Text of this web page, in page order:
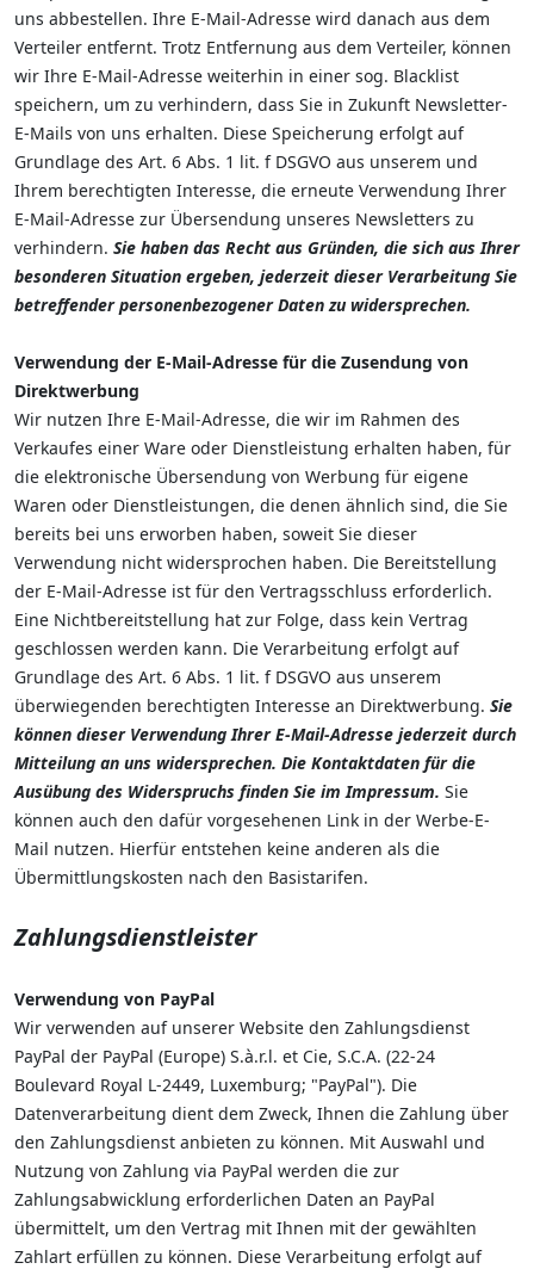
uns abbestellen. Ihre E-Mail-Adresse wird danach aus dem
Verteiler entfernt. Trotz Entfernung aus dem Verteiler, können
wir Ihre E-Mail-Adresse weiterhin in einer sog. Blacklist
speichern, um zu verhindern, dass Sie in Zukunft Newsletter-
E-Mails von uns erhalten. Diese Speicherung erfolgt auf
Grundlage des Art. 6 Abs. 1 lit. f DSGVO aus unserem und
Ihrem berechtigten Interesse, die erneute Verwendung Ihrer
E-Mail-Adresse zur Übersendung unseres Newsletters zu
verhindern. Sie haben das Recht aus Gründen, die sich aus Ihrer
besonderen Situation ergeben, jederzeit dieser Verarbeitung Sie
betreffender personenbezogener Daten zu widersprechen.
Verwendung der E-Mail-Adresse für die Zusendung von
Direktwerbung
Wir nutzen Ihre E-Mail-Adresse, die wir im Rahmen des
Verkaufes einer Ware oder Dienstleistung erhalten haben, für
die elektronische Übersendung von Werbung für eigene
Waren oder Dienstleistungen, die denen ähnlich sind, die Sie
bereits bei uns erworben haben, soweit Sie dieser
Verwendung nicht widersprochen haben. Die Bereitstellung
der E-Mail-Adresse ist für den Vertragsschluss erforderlich.
Eine Nichtbereitstellung hat zur Folge, dass kein Vertrag
geschlossen werden kann. Die Verarbeitung erfolgt auf
Grundlage des Art. 6 Abs. 1 lit. f DSGVO aus unserem
überwiegenden berechtigten Interesse an Direktwerbung. Sie
können dieser Verwendung Ihrer E-Mail-Adresse jederzeit durch
Mitteilung an uns widersprechen. Die Kontaktdaten für die
Ausübung des Widerspruchs finden Sie im Impressum. Sie
können auch den dafür vorgesehenen Link in der Werbe-E-
Mail nutzen. Hierfür entstehen keine anderen als die
Übermittlungskosten nach den Basistarifen.
Zahlungsdienstleister
Verwendung von PayPal
Wir verwenden auf unserer Website den Zahlungsdienst
PayPal der PayPal (Europe) S.à.r.l. et Cie, S.C.A. (22-24
Boulevard Royal L-2449, Luxemburg; "PayPal"). Die
Datenverarbeitung dient dem Zweck, Ihnen die Zahlung über
den Zahlungsdienst anbieten zu können. Mit Auswahl und
Nutzung von Zahlung via PayPal werden die zur
Zahlungsabwicklung erforderlichen Daten an PayPal
übermittelt, um den Vertrag mit Ihnen mit der gewählten
Zahlart erfüllen zu können. Diese Verarbeitung erfolgt auf